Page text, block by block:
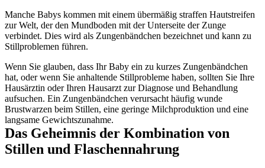
Manche Babys kommen mit einem übermäßig straffen Hautstreifen
zur Welt, der den Mundboden mit der Unterseite der Zunge
verbindet. Dies wird als Zungenbändchen bezeichnet und kann zu
Stillproblemen führen.
Wenn Sie glauben, dass Ihr Baby ein zu kurzes Zungenbändchen
hat, oder wenn Sie anhaltende Stillprobleme haben, sollten Sie Ihre
Hausärztin oder Ihren Hausarzt zur Diagnose und Behandlung
aufsuchen. Ein Zungenbändchen verursacht häufig wunde
Brustwarzen beim Stillen, eine geringe Milchproduktion und eine
langsame Gewichtszunahme.
Das Geheimnis der Kombination von
Stillen und Flaschennahrung